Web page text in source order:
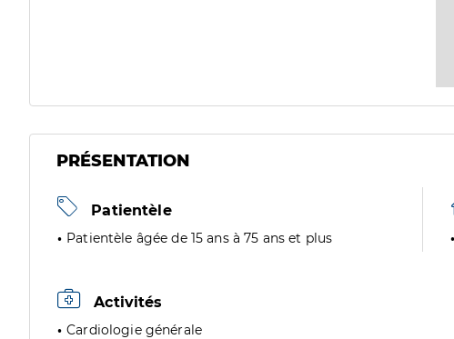
PRÉSENTATION
Patientèle
Patientèle âgée de 15 ans à 75 ans et plus
Activités
Cardiologie générale